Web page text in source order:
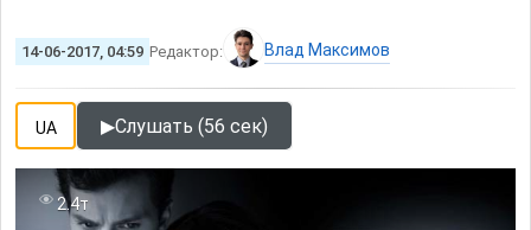
14-06-2017, 04:59 Редактор: Влад Максимов
UA ▶Слушать (56 сек)
2.4т